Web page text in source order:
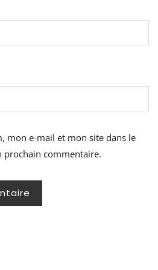
mon e-mail et mon site dans le
prochain commentaire.